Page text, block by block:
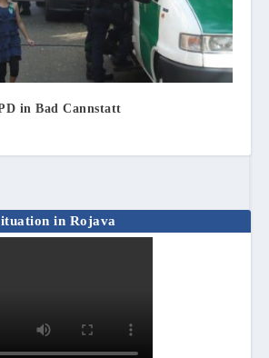
in Bad Cannstatt
in Rojava